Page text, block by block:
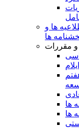
ها و
ها
و مقررات
ها
ها